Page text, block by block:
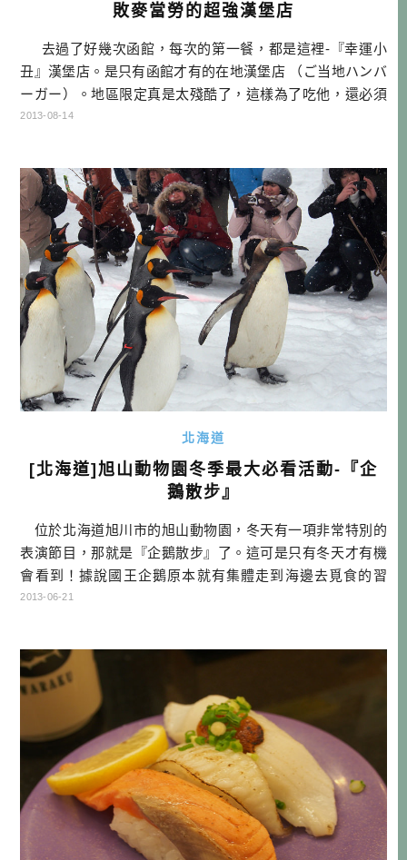
敗麥當勞的超強漢堡店
去過了好幾次函館，每次的第一餐，都是這裡-『幸運小
丑』漢堡店。是只有函館才有的在地漢堡店 （ご当地ハンバ
ーガー）。地區限定真是太殘酷了，這樣為了吃他，還必須
特地飛到函館才行耶～！ 還記得第一次吃到幸運小丑的時
候迷 […]…
2013-08-14
北海道
[北海道]旭山動物園冬季最大必看活動-『企
鵝散步』
位於北海道旭川市的旭山動物園，冬天有一項非常特別的
表演節目，那就是『企鵝散步』了。這可是只有冬天才有機
會看到！據說國王企鵝原本就有集體走到海邊去覓食的習
性，園方就想到活用這一點，讓他們在冬天的時候出來走
到他們緩緩的往前進，那種有點滑稽，又很 […]…
2013-06-21